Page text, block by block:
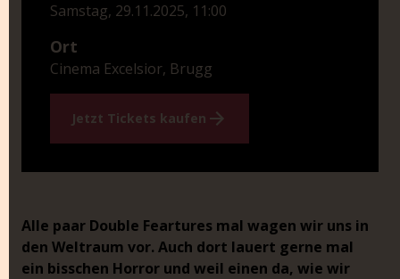
Alle paar Double Feartures mal wagen wir uns in
den Weltraum vor. Auch dort lauert gerne mal
ein bisschen Horror und weil einen da, wie wir
Samstag, 29.11.2025, 11:00
Ort
Cinema Excelsior, Brugg
Jetzt Tickets kaufen